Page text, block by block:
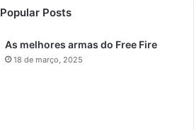
Popular Posts
As melhores armas do Free Fire
18 de março, 2025